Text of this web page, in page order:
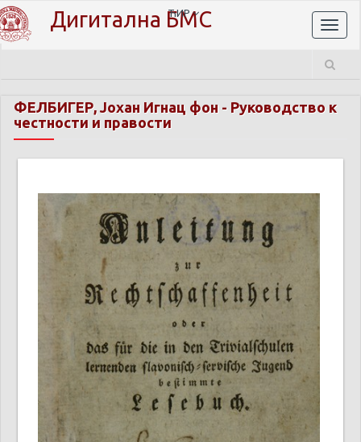
Дигитална БМС
ЋИР
ФЕЛБИГЕР, Јохан Игнац фон - Руководство к
честности и правости